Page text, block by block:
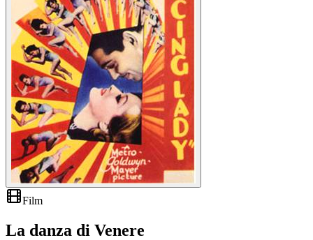
Film
La danza di Venere